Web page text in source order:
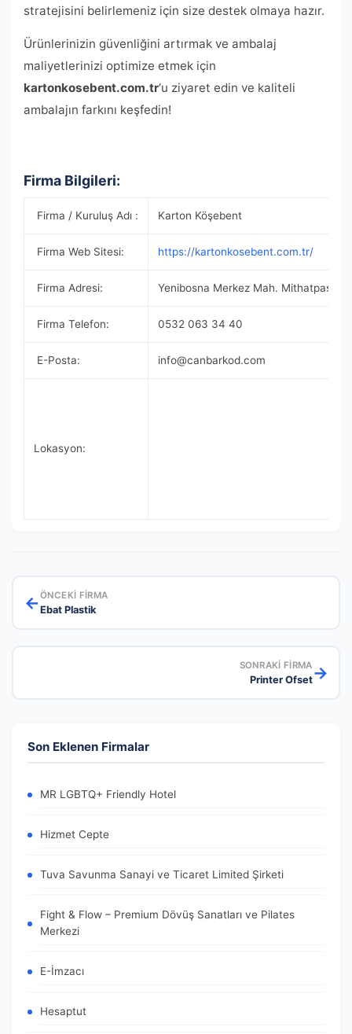
stratejisini belirlemeniz için size destek olmaya hazır.
Ürünlerinizin güvenliğini artırmak ve ambalaj
maliyetlerinizi optimize etmek için
kartonkosebent.com.tr‘u ziyaret edin ve kaliteli
ambalajın farkını keşfedin!
Firma Bilgileri:
Firma / Kuruluş Adı : Karton Köşebent
Firma Web Sitesi: https://kartonkosebent.com.tr/
Firma Adresi: Yenibosna Merkez Mah. Mithatpaşa
Firma Telefon: 0532 063 34 40
E-Posta: info@canbarkod.com
Lokasyon:
←ÖNCEKI FIRMA
Ebat Plastik
SONRAKI FIRMA
Printer Ofset→
Son Eklenen Firmalar
MR LGBTQ+ Friendly Hotel
Hizmet Cepte
Tuva Savunma Sanayi ve Ticaret Limited Şirketi
Fight & Flow – Premium Dövüş Sanatları ve Pilates
Merkezi
E-İmzacı
Hesaptut